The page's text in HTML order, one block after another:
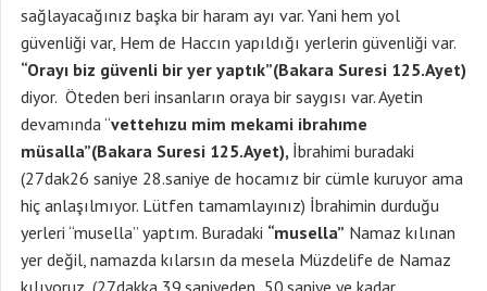
sağlayacağınız başka bir haram ayı var. Yani hem yol
güvenliği var, Hem de Haccın yapıldığı yerlerin güvenliği var.
“Orayı biz güvenli bir yer yaptık”(Bakara Suresi 125.Ayet)
diyor. Öteden beri insanların oraya bir saygısı var. Ayetin
devamında “vettehızu mim mekami ibrahıme
müsalla”(Bakara Suresi 125.Ayet), İbrahimi buradaki
(27dak26 saniye 28.saniye de hocamız bir cümle kuruyor ama
hiç anlaşılmıyor. Lütfen tamamlayınız) İbrahimin durduğu
yerleri “musella” yaptım. Buradaki “musella” Namaz kılınan
yer değil, namazda kılarsın da mesela Müzdelife de Namaz
kılıyoruz, (27dakka 39.saniyeden 50.saniye ye kadar